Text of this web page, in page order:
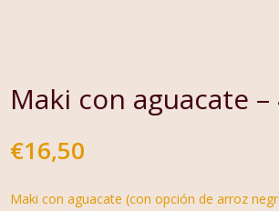
Maki con aguacate –
€16,50
Maki con aguacate (con opción de arroz